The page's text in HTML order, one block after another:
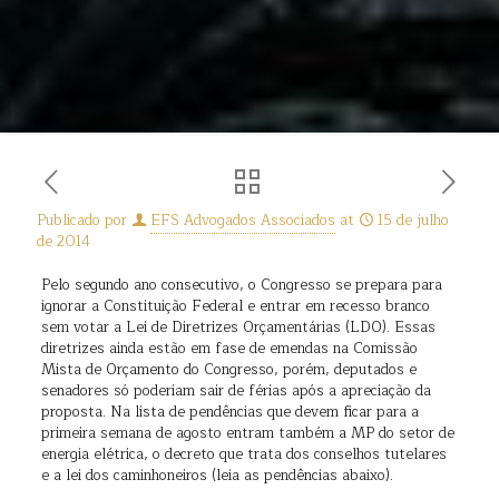
Publicado por EFS Advogados Associados at
15 de julho
de 2014
Pelo segundo ano consecutivo, o Congresso se prepara para
ignorar a Constituição Federal e entrar em recesso branco
sem votar a Lei de Diretrizes Orçamentárias (LDO). Essas
diretrizes ainda estão em fase de emendas na Comissão
Mista de Orçamento do Congresso, porém, deputados e
senadores só poderiam sair de férias após a apreciação da
proposta. Na lista de pendências que devem ficar para a
primeira semana de agosto entram também a MP do setor de
energia elétrica, o decreto que trata dos conselhos tutelares
e a lei dos caminhoneiros (leia as pendências abaixo).